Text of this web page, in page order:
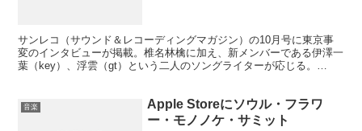
サンレコ（サウンド＆レコーディングマガジン）の10月号に東京事
変のインタビューが掲載。椎名林檎に加え、新メンバーである伊澤一
葉（key）、浮雲（gt）という二人のソングライターが応じる。
音楽
Apple Storeにソウル・フラワ
ー・モノノケ・サミット